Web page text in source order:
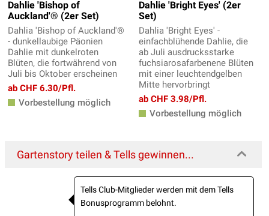
Dahlie 'Bishop of
Auckland'® (2er Set)
Dahlia 'Bishop of Auckland'®
- dunkellaubige Päonien
Dahlie mit dunkelroten
Blüten, die fortwährend von
Juli bis Oktober erscheinen
ab CHF 6.30/Pfl.
Vorbestellung möglich
Dahlie 'Bright Eyes' (2er
Set)
Dahlia 'Bright Eyes' -
einfachblühende Dahlie, die
ab Juli ausdrucksstarke
fuchsiarosafarbenene Blüten
mit einer leuchtendgelben
Mitte hervorbringt
ab CHF 3.98/Pfl.
Vorbestellung möglich
Gartenstory teilen & Tells gewinnen...
Tells Club-Mitglieder werden mit dem Tells
Bonusprogramm belohnt.